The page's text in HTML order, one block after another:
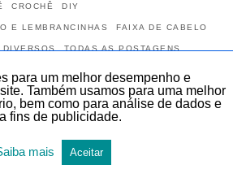
CROCHÊ DIY
E LEMBRANCINHAS FAIXA DE CABELO
DIVERSOS TODAS AS POSTAGENS
para cabelo passo a
Aprenda esta linda Bandana para cabelo
para um melhor desempenho e
Também usamos para uma melhor
bem como para análise de dados e
fins de publicidade.
mais Aceitar